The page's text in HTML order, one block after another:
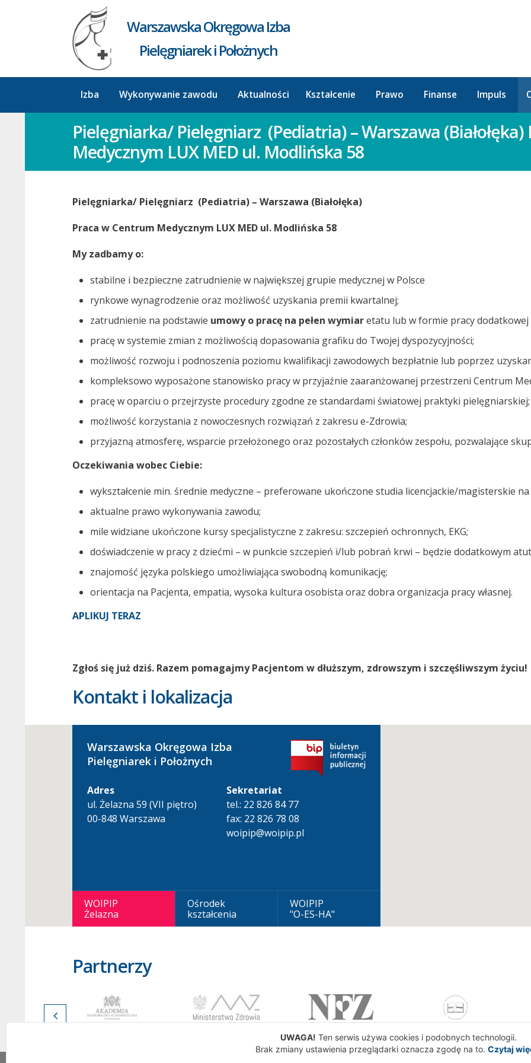
Warszawska Okręgowa Izba
Pielęgniarek i Położnych
Izba Wykonywanie zawodu Aktualności Kształcenie Prawo Finanse Impuls
Pielęgniarka/ Pielęgniarz ​ (Pediatria) – Warszawa
Medycznym LUX MED ul. Modlińska 58
Pielęgniarka/ Pielęgniarz ​ (Pediatria) – Warszawa (Białołęka)
Praca w Centrum Medycznym LUX MED ul. Modlińska 58
My zadbamy o:
stabilne i bezpieczne zatrudnienie w największej grupie medycznej w Polsce
rynkowe wynagrodzenie oraz możliwość uzyskania premii kwartalnej;
zatrudnienie na podstawie umowy o pracę na pełen wymiaretatu lub w formie pracy
pracę w systemie zmian z możliwością dopasowania grafiku do Twojej dyspozycyjności;
możliwość rozwoju i podnoszenia poziomu kwalifikacji zawodowych bezpłatnie lub poprzez
kompleksowo wyposażone stanowisko pracy w przyjaźnie zaaranżowanej przestrzeni Centrum
pracę w oparciu o przejrzyste procedury zgodne ze standardami światowej praktyki pielęgniarskiej;
możliwość korzystania z nowoczesnych rozwiązań z zakresu e-Zdrowia;
przyjazną atmosferę, wsparcie przełożonego oraz pozostałych członków zespołu, pozwalające
Oczekiwania wobec Ciebie:
wykształcenie min. średnie medyczne – preferowane ukończone studia licencjackie/magisterskie
aktualne prawo wykonywania zawodu;
mile widziane ukończone kursy specjalistyczne z zakresu: szczepień ochronnych, EKG;
doświadczenie w pracy z dziećmi – w punkcie szczepień i/lub pobrań krwi – będzie dodatkowym
znajomość języka polskiego umożliwiająca swobodną komunikację;
orientacja na Pacjenta, empatia, wysoka kultura osobista oraz dobra organizacja pracy własnej.
APLIKUJ TERAZ
Zgłoś się już dziś. Razem pomagajmy Pacjentom w dłuższym, zdrowszym i szczęśliwszym życiu!
Kontakt i lokalizacja
Warszawska Okręgowa Izba
Pielęgniarek i Położnych
Adres
ul. Żelazna 59 (VII piętro)
00-848 Warszawa
Sekretariat
tel.: 22 826 84 77
fax: 22 826 78 08
woipip@woipip.pl
WOIPIP
Żelazna
Ośrodek
kształcenia
WOIPIP
"O-ES-HA"
Partnerzy
UWAGA! Ten serwis używa cookies i podobnych technologii.
Brak zmiany ustawienia przeglądarki oznacza zgodę na to. Czytaj